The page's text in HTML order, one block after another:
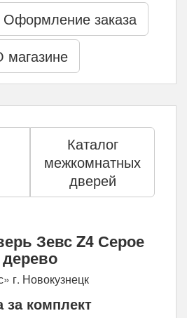
Оформление заказа
магазине
Каталог
межкомнатных
дверей
Зевс Z4 Серое
дерево
г. Новокузнецк
за комплект